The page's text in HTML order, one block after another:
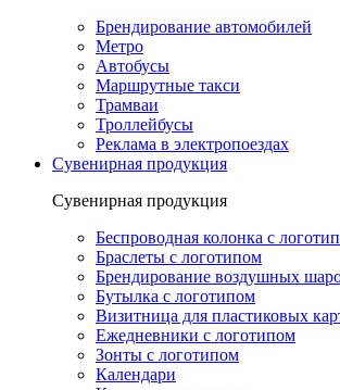
Брендирование автомобилей
Метро
Автобусы
Маршрутные такси
Трамваи
Троллейбусы
Реклама в электропоездах
Сувенирная продукция
Сувенирная продукция
Беспроводная колонка с
Браслеты с логотипом
Брендирование воздушных
Бутылка с логотипом
Визитница для пластиковых
Ежедневники с логотипом
Зонты с логотипом
Календари